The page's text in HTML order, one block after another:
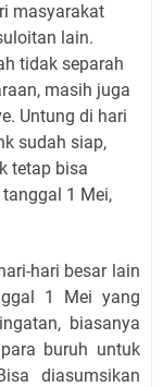
masyarakat
lain.
tidak separah
masih juga
Untung di hari
sudah siap,
tetap bisa
1 Mei,
hari besar lain
1 Mei yang
biasanya
buruh untuk
diasumsikan